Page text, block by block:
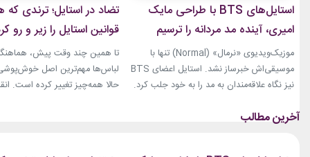
استایل‌های BTS با طراحی مایک
امیری، آینده مد مردانه را ترسیم
کردند
موزیک‌ویدیوی «نرمال» (Normal) تنها با
موسیقی‌اش خبرساز نشد. استایل اعضای BTS
نیز نگاه علاقه‌مندان به مد را به خود جلب کرد.
(Amiri)، متعلق به طراح آمریکاییِ ایرانی‌تبار،
تضاد در استایل؛ ترندی
قوانین استایل را زیر و رو
تا همین چند وقت پیش،
لباس‌ها مهم‌ترین اصل خوش‌پوشی
حالا همه‌چیز تغییر کرده است.